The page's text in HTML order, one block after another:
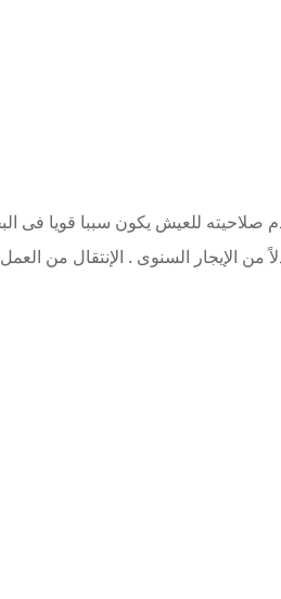
صلاحيته للعيش يكون سببا قويا فى
من الإيجار السنوى . الإنتقال من